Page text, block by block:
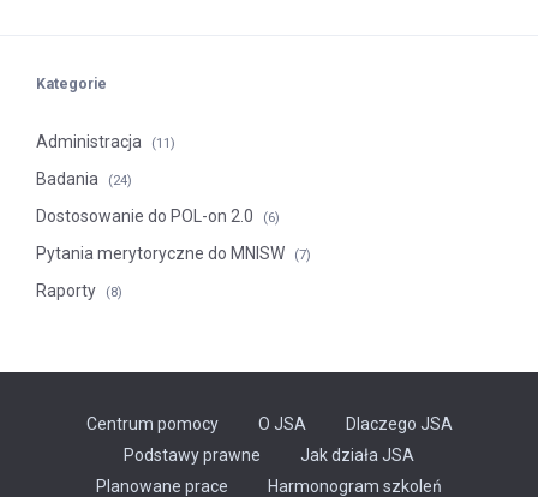
Kategorie
Administracja (11)
Badania (24)
Dostosowanie do POL-on 2.0 (6)
Pytania merytoryczne do MNISW (7)
Raporty (8)
Centrum pomocy O JSA
Dlaczego JSA
Podstawy prawne
Jak działa JSA
Planowane prace
Harmonogram szkoleń